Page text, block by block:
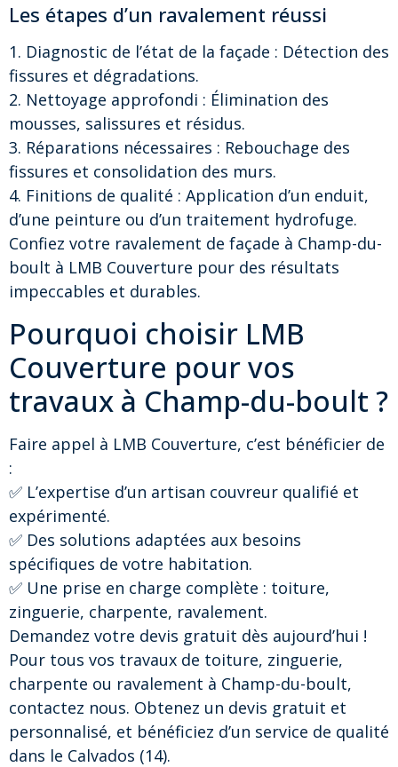
Les étapes d’un ravalement réussi
1. Diagnostic de l’état de la façade : Détection des
fissures et dégradations.
2. Nettoyage approfondi : Élimination des
mousses, salissures et résidus.
3. Réparations nécessaires : Rebouchage des
fissures et consolidation des murs.
4. Finitions de qualité : Application d’un enduit,
d’une peinture ou d’un traitement hydrofuge.
Confiez votre ravalement de façade à Champ-du-
boult à LMB Couverture pour des résultats
impeccables et durables.
Pourquoi choisir LMB
Couverture pour vos
travaux à Champ-du-boult ?
Faire appel à LMB Couverture, c’est bénéficier de
:
✅ L’expertise d’un artisan couvreur qualifié et
expérimenté.
✅ Des solutions adaptées aux besoins
spécifiques de votre habitation.
✅ Une prise en charge complète : toiture,
zinguerie, charpente, ravalement.
Demandez votre devis gratuit dès aujourd’hui !
Pour tous vos travaux de toiture, zinguerie,
charpente ou ravalement à Champ-du-boult,
contactez nous. Obtenez un devis gratuit et
personnalisé, et bénéficiez d’un service de qualité
dans le Calvados (14).